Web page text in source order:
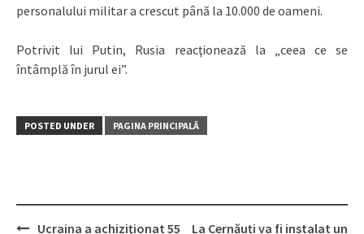
personalului militar a crescut până la 10.000 de oameni.
Potrivit lui Putin, Rusia reacţionează la „ceea ce se
întâmplă în jurul ei”.
POSTED UNDER PAGINA PRINCIPALĂ
Ucraina a achiziţionat 55
La Cernăuți va fi instalat un